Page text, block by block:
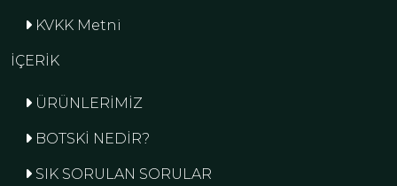
KVKK Metni
İÇERİK
ÜRÜNLERİMİZ
BOTSKİ NEDİR?
SIK SORULAN SORULAR